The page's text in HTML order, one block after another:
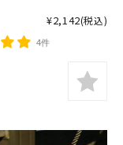
¥2,142(税込)
4件